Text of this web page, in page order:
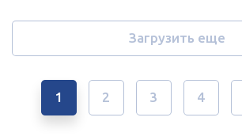
Загрузить еще
1 2 3 4